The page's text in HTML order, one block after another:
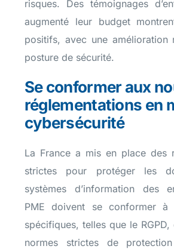
risques. Des témoignages
augmenté leur budget
positifs, avec une amélioration
posture de sécurité.
Se conformer aux
réglementations en
cybersécurité
La France a mis en place des
strictes pour protéger les
systèmes d’information des
PME doivent se conformer à
spécifiques, telles que le
normes strictes de